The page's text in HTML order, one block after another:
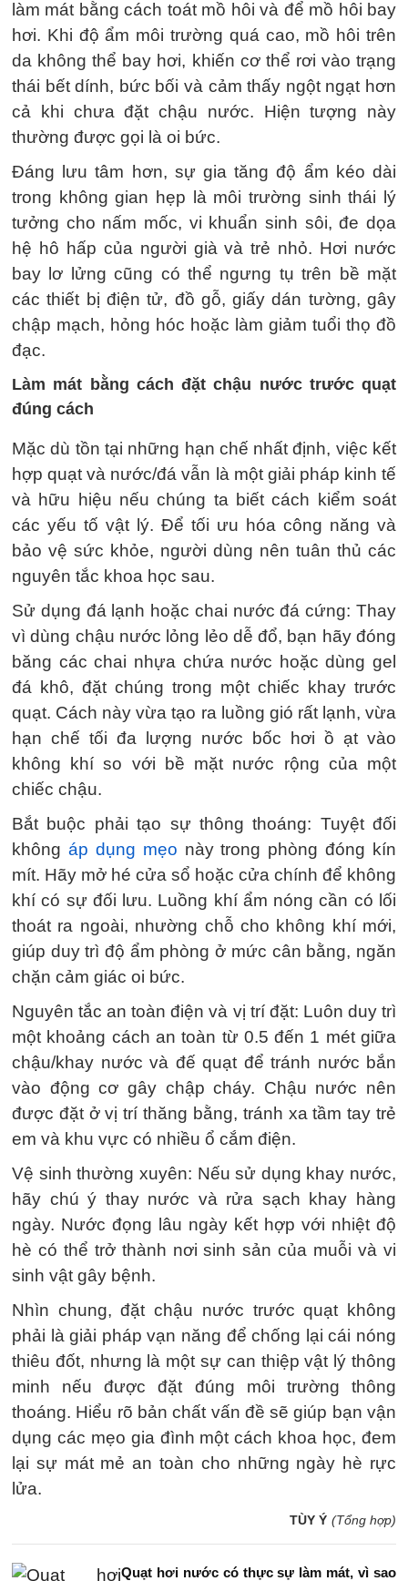
làm mát bằng cách toát mồ hôi và để mồ hôi bay
hơi. Khi độ ẩm môi trường quá cao, mồ hôi trên
da không thể bay hơi, khiến cơ thể rơi vào trạng
thái bết dính, bức bối và cảm thấy ngột ngạt hơn
cả khi chưa đặt chậu nước. Hiện tượng này
thường được gọi là oi bức.
Đáng lưu tâm hơn, sự gia tăng độ ẩm kéo dài
trong không gian hẹp là môi trường sinh thái lý
tưởng cho nấm mốc, vi khuẩn sinh sôi, đe dọa
hệ hô hấp của người già và trẻ nhỏ. Hơi nước
bay lơ lửng cũng có thể ngưng tụ trên bề mặt
các thiết bị điện tử, đồ gỗ, giấy dán tường, gây
chập mạch, hỏng hóc hoặc làm giảm tuổi thọ đồ
đạc.
Làm mát bằng cách đặt chậu nước trước quạt
đúng cách
Mặc dù tồn tại những hạn chế nhất định, việc kết
hợp quạt và nước/đá vẫn là một giải pháp kinh tế
và hữu hiệu nếu chúng ta biết cách kiểm soát
các yếu tố vật lý. Để tối ưu hóa công năng và
bảo vệ sức khỏe, người dùng nên tuân thủ các
nguyên tắc khoa học sau.
Sử dụng đá lạnh hoặc chai nước đá cứng: Thay
vì dùng chậu nước lỏng lẻo dễ đổ, bạn hãy đóng
băng các chai nhựa chứa nước hoặc dùng gel
đá khô, đặt chúng trong một chiếc khay trước
quạt. Cách này vừa tạo ra luồng gió rất lạnh, vừa
hạn chế tối đa lượng nước bốc hơi ồ ạt vào
không khí so với bề mặt nước rộng của một
chiếc chậu.
Bắt buộc phải tạo sự thông thoáng: Tuyệt đối
không áp dụng mẹo này trong phòng đóng kín
mít. Hãy mở hé cửa sổ hoặc cửa chính để không
khí có sự đối lưu. Luồng khí ẩm nóng cần có lối
thoát ra ngoài, nhường chỗ cho không khí mới,
giúp duy trì độ ẩm phòng ở mức cân bằng, ngăn
chặn cảm giác oi bức.
Nguyên tắc an toàn điện và vị trí đặt: Luôn duy trì
một khoảng cách an toàn từ 0.5 đến 1 mét giữa
chậu/khay nước và đế quạt để tránh nước bắn
vào động cơ gây chập cháy. Chậu nước nên
được đặt ở vị trí thăng bằng, tránh xa tầm tay trẻ
em và khu vực có nhiều ổ cắm điện.
Vệ sinh thường xuyên: Nếu sử dụng khay nước,
hãy chú ý thay nước và rửa sạch khay hàng
ngày. Nước đọng lâu ngày kết hợp với nhiệt độ
hè có thể trở thành nơi sinh sản của muỗi và vi
sinh vật gây bệnh.
Nhìn chung, đặt chậu nước trước quạt không
phải là giải pháp vạn năng để chống lại cái nóng
thiêu đốt, nhưng là một sự can thiệp vật lý thông
minh nếu được đặt đúng môi trường thông
thoáng. Hiểu rõ bản chất vấn đề sẽ giúp bạn vận
dụng các mẹo gia đình một cách khoa học, đem
lại sự mát mẻ an toàn cho những ngày hè rực
lửa.
TÙY Ý (Tổng hợp)
Quạt hơi nước có thực sự làm mát, vì sao